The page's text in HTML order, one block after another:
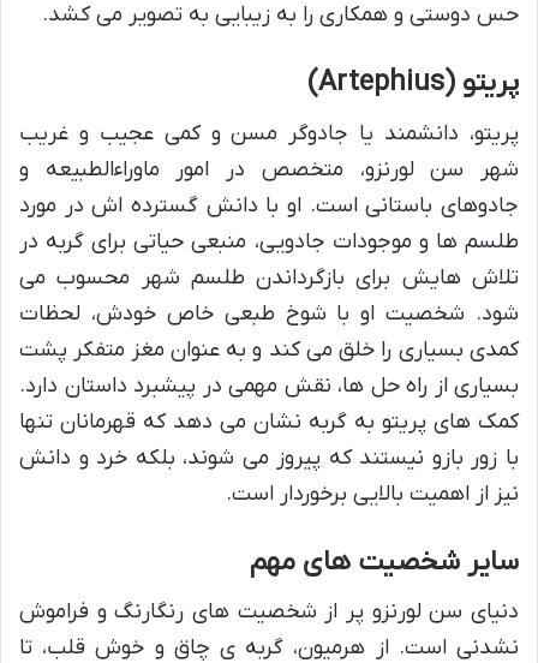
حس دوستی و همکاری را به زیبایی به تصویر می کشد.
پریتو (Artephius)
پریتو، دانشمند یا جادوگر مسن و کمی عجیب و غریب
شهر سن لورنزو، متخصص در امور ماوراءالطبیعه و
جادوهای باستانی است. او با دانش گسترده اش در مورد
طلسم ها و موجودات جادویی، منبعی حیاتی برای گربه در
تلاش هایش برای بازگرداندن طلسم شهر محسوب می
شود. شخصیت او با شوخ طبعی خاص خودش، لحظات
کمدی بسیاری را خلق می کند و به عنوان مغز متفکر پشت
بسیاری از راه حل ها، نقش مهمی در پیشبرد داستان دارد.
کمک های پریتو به گربه نشان می دهد که قهرمانان تنها
با زور بازو نیستند که پیروز می شوند، بلکه خرد و دانش
نیز از اهمیت بالایی برخوردار است.
سایر شخصیت های مهم
دنیای سن لورنزو پر از شخصیت های رنگارنگ و فراموش
نشدنی است. از هرميون، گربه ی چاق و خوش قلب، تا